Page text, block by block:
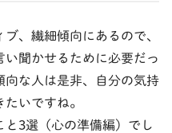
、繊細傾向にあるので、
聞かせるために必要だっ
向な人は是非、自分の気持
いですね。
3選（心の準備編）でし